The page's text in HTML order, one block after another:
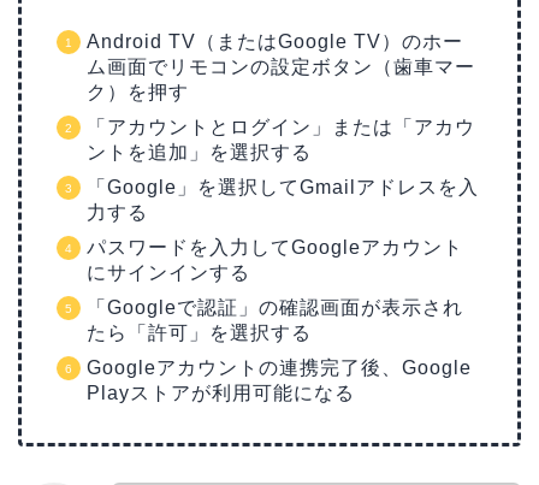
Android TV（またはGoogle TV）のホー
ム画面でリモコンの設定ボタン（歯車マー
ク）を押す
「アカウントとログイン」または「アカウ
ントを追加」を選択する
「Google」を選択してGmailアドレスを入
力する
パスワードを入力してGoogleアカウント
にサインインする
「Googleで認証」の確認画面が表示され
たら「許可」を選択する
Googleアカウントの連携完了後、Google
Playストアが利用可能になる